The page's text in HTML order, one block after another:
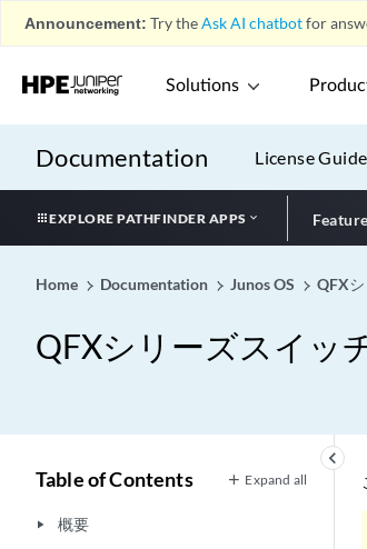
Announcement: Try theAsk AI chatbotfor
Solutions
Documentation License Guide
EXPLORE PATHFINDER APPS
Home Documentation Junos OS QFX
QFXシリーズスイッ
keyboard_arrow_left
Table of Contents Expand all
play_arrow 概要